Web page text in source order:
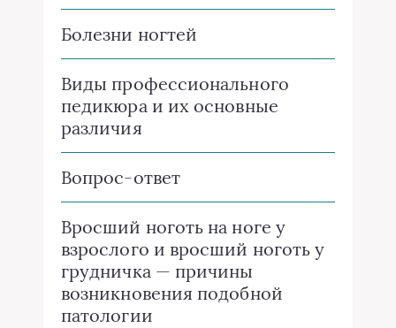
Болезни ногтей
Виды профессионального
педикюра и их основные
различия
Вопрос-ответ
Вросший ноготь на ноге у
взрослого и вросший ноготь у
грудничка — причины
возникновения подобной
патологии